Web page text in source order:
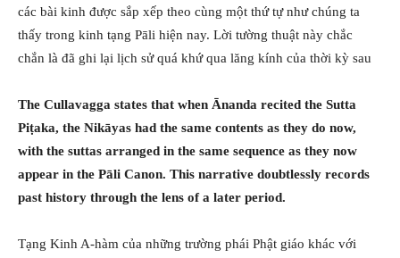
các bài kinh được sắp xếp theo cùng một thứ tự như chúng ta
thấy trong kinh tạng Pāli hiện nay. Lời tường thuật này chắc
chắn là đã ghi lại lịch sử quá khứ qua lăng kính của thời kỳ sau
The Cullavagga states that when Ānanda recited the Sutta
Piṭaka, the Nikāyas had the same contents as they do now,
with the suttas arranged in the same sequence as they now
appear in the Pāli Canon. This narrative doubtlessly records
past history through the lens of a later period.
Tạng Kinh A-hàm của những trường phái Phật giáo khác với